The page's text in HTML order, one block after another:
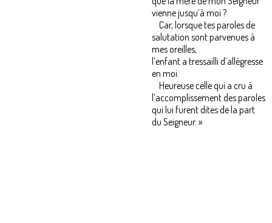
vienne jusqu’à moi ?
Car, lorsque tes paroles de
salutation sont parvenues à
mes oreilles,
l’enfant a tressailli d’allégresse
en moi.
Heureuse celle qui a cru à
l’accomplissement des paroles
qui lui furent dites de la part
du Seigneur. »